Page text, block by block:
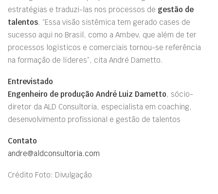
estratégias e traduzi-las nos processos de gestão de
talentos. “Essa visão sistêmica tem gerado cases de
sucesso aqui no Brasil, como a Ambev, que além de ter
processos logísticos e comerciais tornou-se referência
na formação de líderes”, cita André Dametto.
Entrevistado
Engenheiro de produção André Luiz Dametto, sócio-
diretor da ALD Consultoria, especialista em coaching,
desenvolvimento profissional e gestão de talentos
Contato
andre@aldconsultoria.com
Crédito Foto: Divulgação